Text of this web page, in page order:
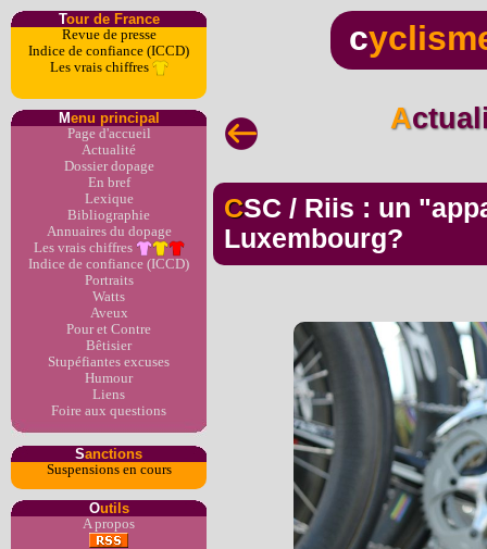
Tour de France
Revue de presse
Indice de confiance (ICCD)
Les vrais chiffres
Menu principal
Page d'accueil
Actualité
Dossier dopage
En bref
Lexique
Bibliographie
Annuaires du dopage
Les vrais chiffres
Indice de confiance (ICCD)
Portraits
Watts
Aveux
Pour et Contre
Bêtisier
Stupéfiantes excuses
Humour
Liens
Foire aux questions
Sanctions
Suspensions en cours
Outils
A propos
c
CSC / Riis : un "appartement du dopage" au
Luxembourg?